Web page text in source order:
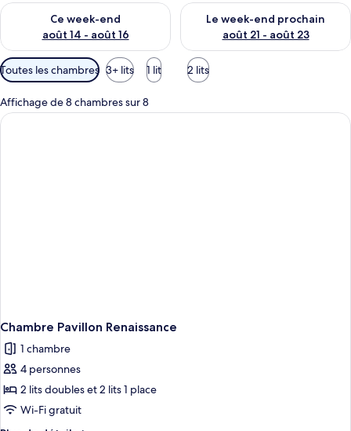
Ce week-end
août 14 - août 16
Vérifier la disponibilité pour ce week-end août 14 - août 16
Le week-end prochain
août 21 - août 23
Vérifier la disponibilité pour
Filtres
disponibles
pour
les
Toutes les chambres 3+ lits 1 lit 2 lits
Affichage de 8 chambres sur 8
Chambre Pavillon Renaissance
1 chambre
4 personnes
2 lits doubles et 2 lits 1 place
Wi-Fi gratuit